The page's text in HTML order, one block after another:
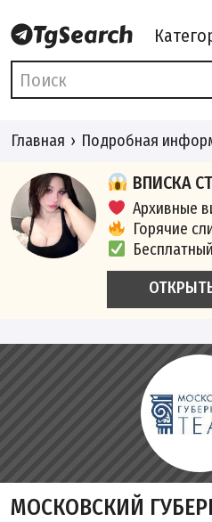
Главная Подробная
ВПИСКА
Архивные
Горячие
МОСКОВСКИЙ